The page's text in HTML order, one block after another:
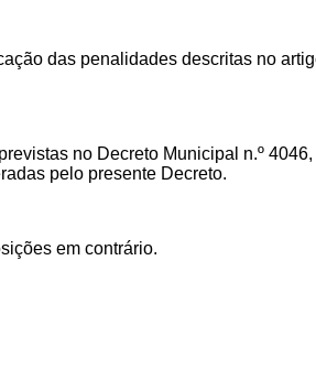
das penalidades descritas no
no Decreto Municipal n.º
pelo presente Decreto.
em contrário.